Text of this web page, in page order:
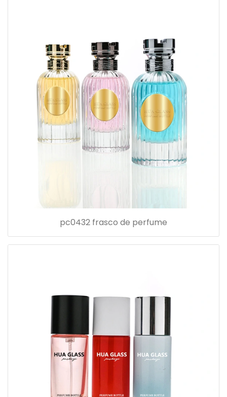
pc0432 frasco de perfume